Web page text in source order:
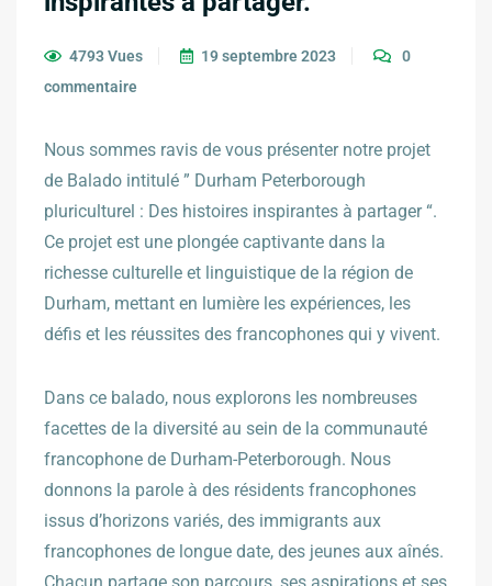
4793 Vues 19 septembre 2023
0
commentaire
Nous sommes ravis de vous présenter notre projet
de Balado intitulé ” Durham Peterborough
pluriculturel : Des histoires inspirantes à partager “.
Ce projet est une plongée captivante dans la
richesse culturelle et linguistique de la région de
Durham, mettant en lumière les expériences, les
défis et les réussites des francophones qui y vivent.
Dans ce balado, nous explorons les nombreuses
facettes de la diversité au sein de la communauté
francophone de Durham-Peterborough. Nous
donnons la parole à des résidents francophones
issus d’horizons variés, des immigrants aux
francophones de longue date, des jeunes aux aînés.